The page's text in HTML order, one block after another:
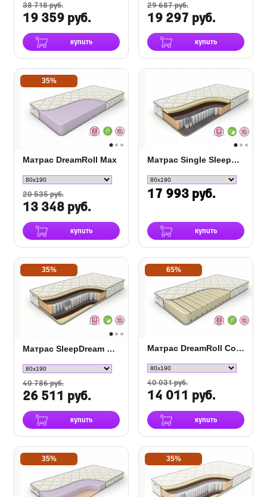
38 718 руб.
19 359 руб.
купить
29 687 руб.
19 297 руб.
купить
35%
Матрас DreamRoll Max
20 535 руб.
13 348 руб.
купить
Матрас Single SleepDream Medium TFK
17 993 руб.
купить
35%
Матрас SleepDream Medium TFK
40 786 руб.
26 511 руб.
купить
65%
Матрас DreamRoll Contour
40 031 руб.
14 011 руб.
купить
35% 35%